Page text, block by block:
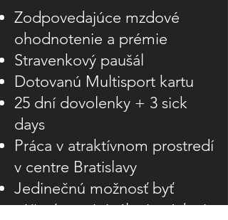
Zodpovedajúce mzdové
ohodnotenie a prémie
Stravenkový paušál
Dotovanú Multisport kartu
25 dní dovolenky + 3 sick
days
Práca v atraktívnom prostredí
v centre Bratislavy
Jedinečnú možnosť byť
súčasťou originálnej módnej